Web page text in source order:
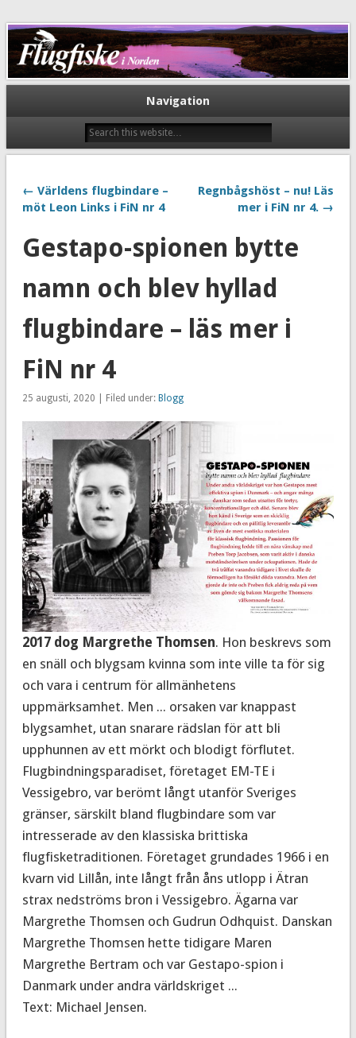
Flugfiske i Norden
Navigation
← Världens flugbindare –
möt Leon Links i FiN nr 4
Regnbågshöst – nu! Läs
mer i FiN nr 4. →
Gestapo-spionen bytte
namn och blev hyllad
flugbindare – läs mer i
FiN nr 4
25 augusti, 2020 | Filed under: Blogg
2017 dog Margrethe Thomsen. Hon beskrevs som
en snäll och blygsam kvinna som inte ville ta för sig
och vara i centrum för allmänhetens
uppmärksamhet. Men ... orsaken var knappast
blygsamhet, utan snarare rädslan för att bli
upphunnen av ett mörkt och blodigt förflutet.
Flugbindningsparadiset, företaget EM-TE i
Vessigebro, var berömt långt utanför Sveriges
gränser, särskilt bland flugbindare som var
intresserade av den klassiska brittiska
flugfisketraditionen. Företaget grundades 1966 i en
kvarn vid Lillån, inte långt från åns utlopp i Ätran
strax nedströms bron i Vessigebro. Ägarna var
Margrethe Thomsen och Gudrun Odhquist. Danskan
Margrethe Thomsen hette tidigare Maren
Margrethe Bertram och var Gestapo-spion i
Danmark under andra världskriget ...
Text: Michael Jensen.